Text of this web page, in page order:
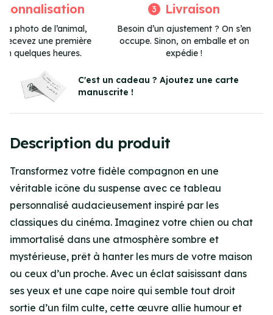
photo de l’animal,
recevez une première
quelques heures.
3 Livraison
Besoin d’un ajustement ? On s’en
occupe. Sinon, on emballe et on
expédie !
C'est un cadeau ? Ajoutez une carte
manuscrite !
Description du produit
Transformez votre fidèle compagnon en une
véritable icône du suspense avec ce tableau
personnalisé audacieusement inspiré par les
classiques du cinéma. Imaginez votre chien ou chat
immortalisé dans une atmosphère sombre et
mystérieuse, prêt à hanter les murs de votre maison
ou ceux d’un proche. Avec un éclat saisissant dans
ses yeux et une cape noire qui semble tout droit
sortie d’un film culte, cette œuvre allie humour et